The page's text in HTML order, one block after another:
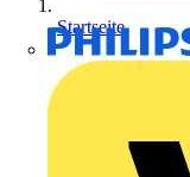
Startseite